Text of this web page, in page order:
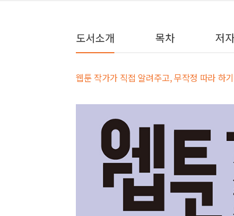
도서소개 목차 저
웹툰 작가가 직접 알려주고, 무작정 따라 하